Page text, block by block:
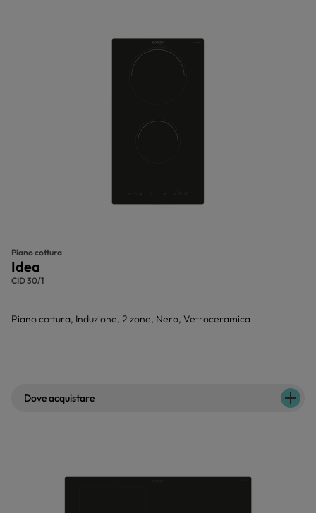
Piano cottura
Idea
CID 30/1
Piano cottura, Induzione, 2 zone, Nero, Vetroceramica
Dove acquistare